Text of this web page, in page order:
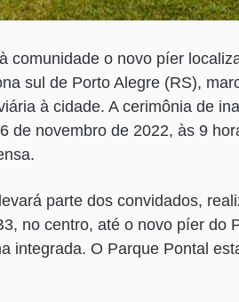
comunidade o novo píer
sul de Porto Alegre (RS),
à cidade. A cerimônia de
de novembro de 2022, às 9
parte dos convidados,
no centro, até o novo píer do
integrada. O Parque Pontal